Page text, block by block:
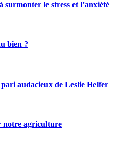
le stress et l’anxiété
bien ?
audacieux de Leslie Helfer
notre agriculture